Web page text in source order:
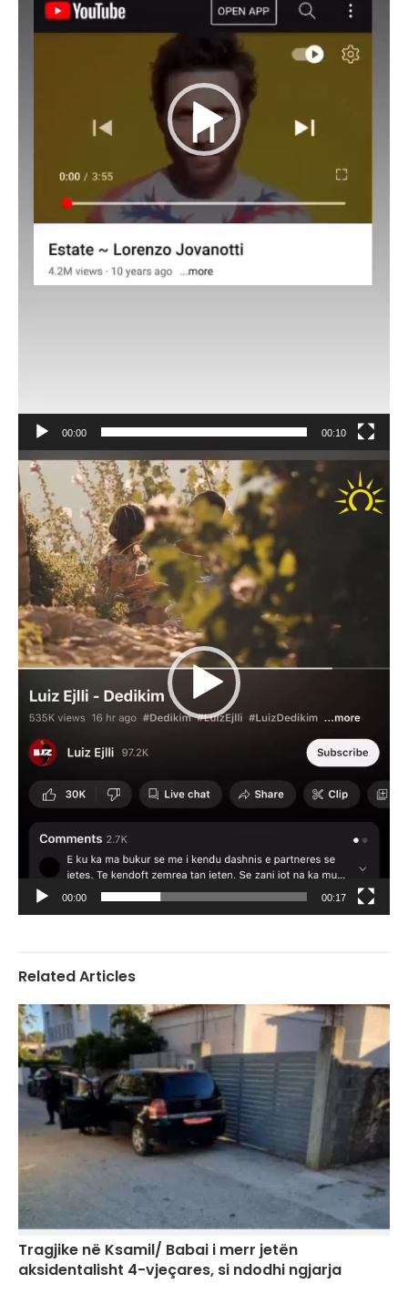
00:00 00:10
Video
Player
00:00 00:17
Related Articles
Tragjike në Ksamil/ Babai i merr jetën
aksidentalisht 4-vjeçares, si ndodhi ngjarja